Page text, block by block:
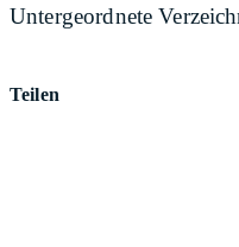
Untergeordnete
Teilen